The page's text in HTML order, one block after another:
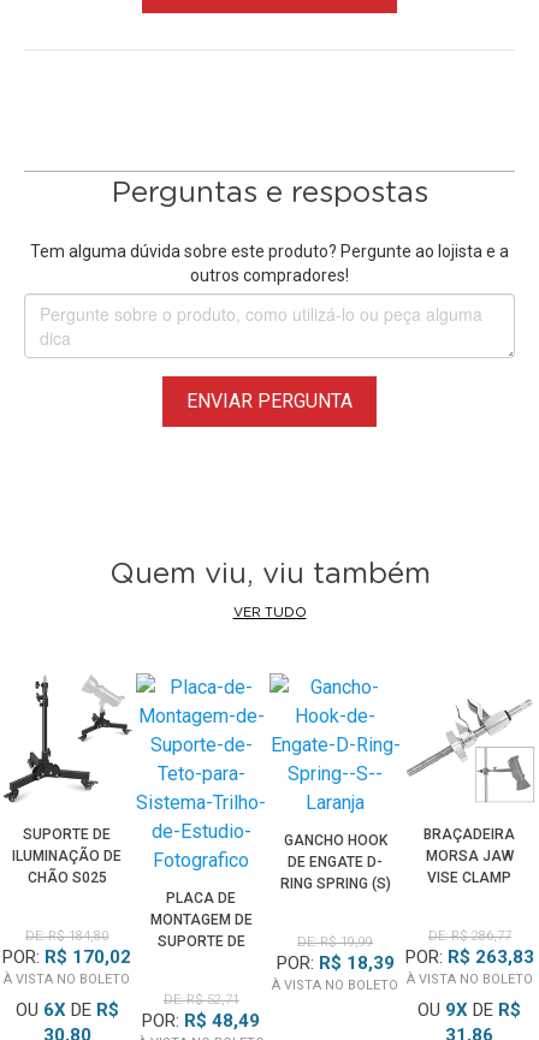
Perguntas e respostas
Tem alguma dúvida sobre este produto? Pergunte ao lojista e a
outros compradores!
ENVIAR PERGUNTA
Quem viu, viu também
VER TUDO
SUPORTE DE
ILUMINAÇÃO DE
CHÃO S025
(10KG)
DE: R$ 184,80
POR: R$ 170,02
À VISTA NO BOLETO
OU 6XDE R$
PLACA DE
MONTAGEM DE
SUPORTE DE
DE ESTÚDIO
FOTOGRÁFICO
DE: R$ 52,71
POR: R$ 48,49
GANCHO HOOK
DE ENGATE D-
RING SPRING (S)
DE: R$ 19,99
POR: R$ 18,39
À VISTA NO BOLETO
BRAÇADEIRA
MORSA JAW
VISE CLAMP
(25KG)
DE: R$ 286,77
POR: R$ 263,83
À VISTA NO BOLETO
OU 9X DE R$